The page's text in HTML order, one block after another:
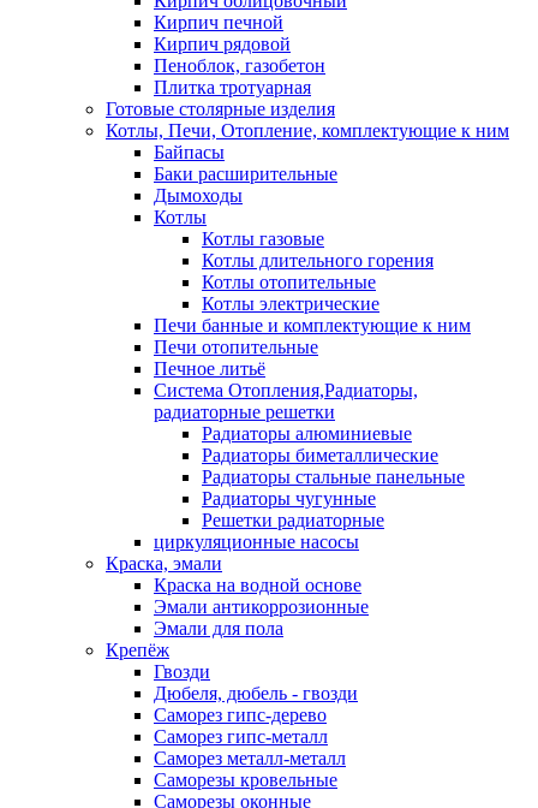
Кирпич печной
Кирпич рядовой
Пеноблок, газобетон
Плитка тротуарная
Готовые столярные изделия
Котлы, Печи, Отопление, комплектующие к ним
Байпасы
Баки расширительные
Дымоходы
Котлы
Котлы газовые
Котлы длительного горения
Котлы отопительные
Котлы электрические
Печи банные и комплектующие к ним
Печи отопительные
Печное литьё
Система Отопления,Радиаторы,
радиаторные решетки
Радиаторы алюминиевые
Радиаторы биметаллические
Радиаторы стальные панельные
Радиаторы чугунные
Решетки радиаторные
циркуляционные насосы
Краска, эмали
Краска на водной основе
Эмали антикоррозионные
Эмали для пола
Крепёж
Гвозди
Дюбеля, дюбель - гвозди
Саморез гипс-дерево
Саморез гипс-металл
Саморез металл-металл
Саморезы кровельные
Саморезы оконные